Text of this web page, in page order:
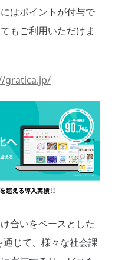
はポイントが付与で
もご利用いただけま
gratica.jp/
合いをベースとした
じて、様々な社会課